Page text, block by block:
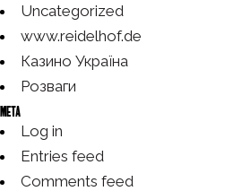
Uncategorized
www.reidelhof.de
Казино Україна
Розваги
Meta
Log in
Entries feed
Comments feed